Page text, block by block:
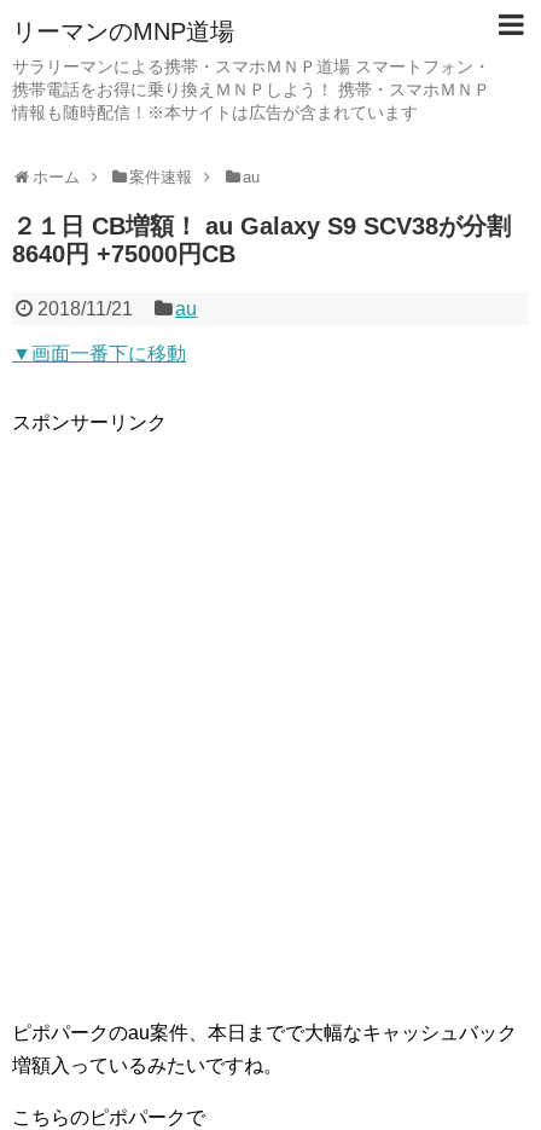
リーマンのMNP道場
サラリーマンによる携帯・スマホＭＮＰ道場 スマートフォン・
携帯電話をお得に乗り換えＭＮＰしよう！ 携帯・スマホＭＮＰ
情報も随時配信！※本サイトは広告が含まれています
ホーム 案件速報 au
２１日 CB増額！ au Galaxy S9 SCV38が分割
8640円 +75000円CB
2018/11/21 au
▼画面一番下に移動
スポンサーリンク
ピポパークのau案件、本日までで大幅なキャッシュバック
増額入っているみたいですね。
こちらのピポパークで